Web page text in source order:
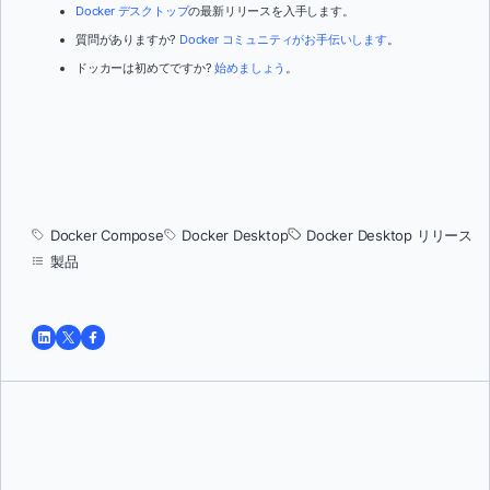
Docker デスクトップの最新リリースを入手します。
質問がありますか? Docker コミュニティがお手伝いします。
ドッカーは初めてですか?始めましょう 。
Docker Compose Docker Desktop
Docker Desktop リリース
製品